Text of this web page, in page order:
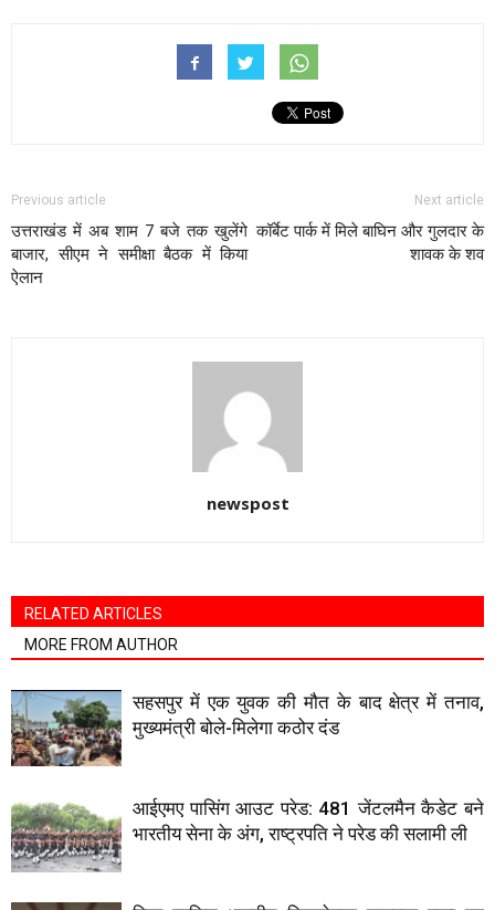
Previous article
उत्तराखंड में अब शाम 7 बजे तक खुलेंगे
बाजार, सीएम ने समीक्षा बैठक में किया
ऐलान
Next article
कॉर्बेट पार्क में मिले बाघिन और गुलदार के
शावक के शव
newspost
RELATED ARTICLES
MORE FROM AUTHOR
सहसपुर में एक युवक की मौत के बाद क्षेत्र में तनाव,
मुख्यमंत्री बोले-मिलेगा कठोर दंड
आईएमए पासिंग आउट परेड: 481 जेंटलमैन कैडेट बने
भारतीय सेना के अंग, राष्ट्रपति ने परेड की सलामी ली